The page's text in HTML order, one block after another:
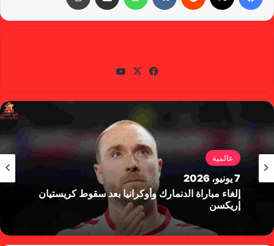
في
وك
X
عالمية
7 يونيو، 2026
إلغاء مباراة الدنمارك وأوكرانيا بعد سقوط كريستيان
إريكسن